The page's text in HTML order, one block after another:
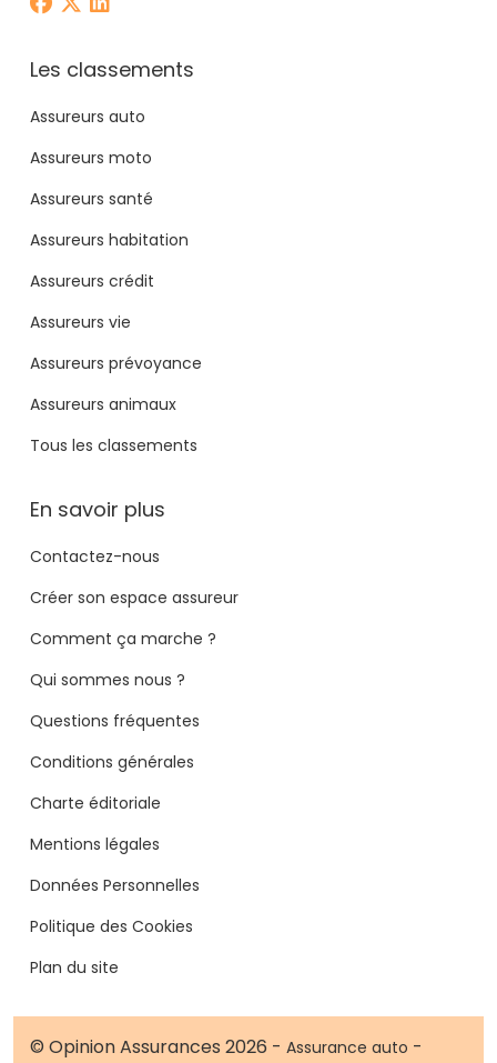
Les classements
Assureurs auto
Assureurs moto
Assureurs santé
Assureurs habitation
Assureurs crédit
Assureurs vie
Assureurs prévoyance
Assureurs animaux
Tous les classements
En savoir plus
Contactez-nous
Créer son espace assureur
Comment ça marche ?
Qui sommes nous ?
Questions fréquentes
Conditions générales
Charte éditoriale
Mentions légales
Données Personnelles
Politique des Cookies
Plan du site
© Opinion Assurances 2026 - Assurance auto -